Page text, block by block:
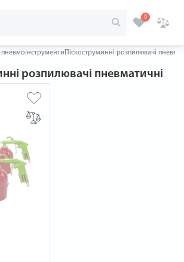
0
Піскоструминні розпилювачі
розпилювачі пневматичні